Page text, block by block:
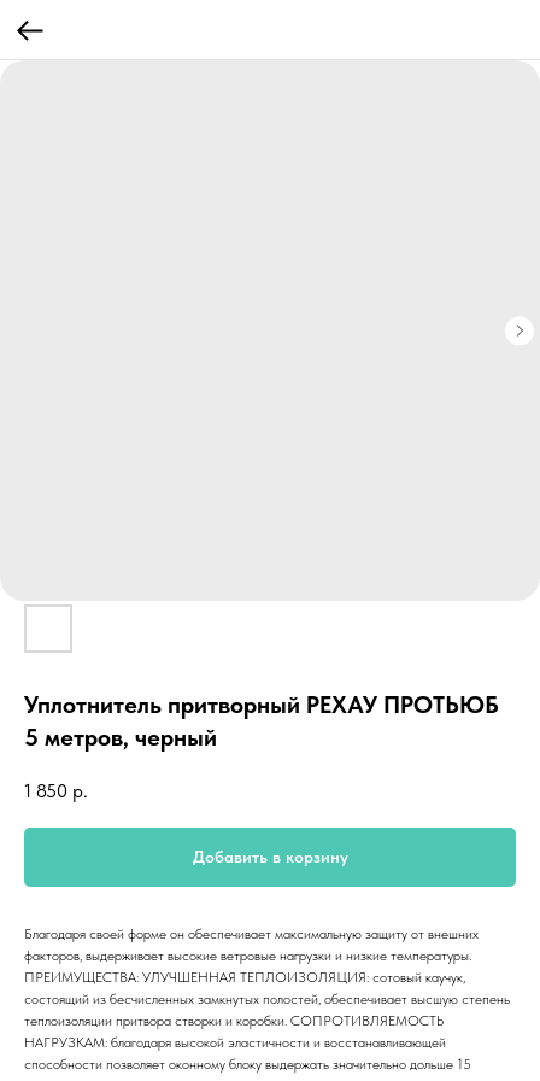
Уплотнитель притворный РЕХАУ ПРОТЬЮБ
5 метров, черный
1 850 р.
Добавить в корзину
Благодаря своей форме он обеспечивает максимальную защиту от внешних
факторов, выдерживает высокие ветровые нагрузки и низкие температуры.
ПРЕИМУЩЕСТВА: УЛУЧШЕННАЯ ТЕПЛОИЗОЛЯЦИЯ: сотовый каучук,
состоящий из бесчисленных замкнутых полостей, обеспечивает высшую степень
теплоизоляции притвора створки и коробки. СОПРОТИВЛЯЕМОСТЬ
НАГРУЗКАМ: благодаря высокой эластичности и восстанавливающей
способности позволяет оконному блоку выдержать значительно дольше 15